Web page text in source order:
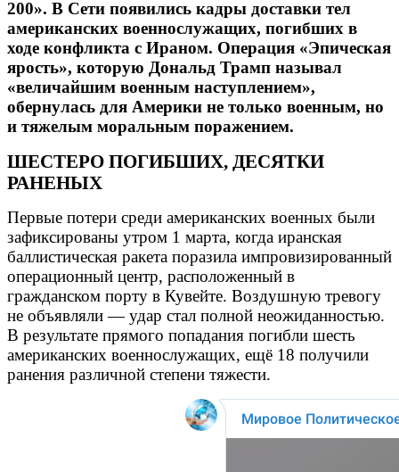
200». В Сети появились кадры доставки тел
американских военнослужащих, погибших в
ходе конфликта с Ираном. Операция «Эпическая
ярость», которую Дональд Трамп называл
«величайшим военным наступлением»,
обернулась для Америки не только военным, но
и тяжелым моральным поражением.
ШЕСТЕРО ПОГИБШИХ, ДЕСЯТКИ
РАНЕНЫХ
Первые потери среди американских военных были
зафиксированы утром 1 марта, когда иранская
баллистическая ракета поразила импровизированный
операционный центр, расположенный в
гражданском порту в Кувейте. Воздушную тревогу
не объявляли — удар стал полной неожиданностью.
В результате прямого попадания погибли шесть
американских военнослужащих, ещё 18 получили
ранения различной степени тяжести.